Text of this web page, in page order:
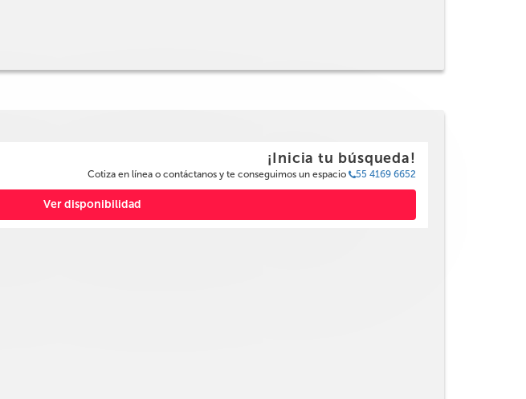
¡Inicia tu búsqueda!
Cotiza en línea o contáctanos y te conseguimos un espacio 55 4169 6652
Ver disponibilidad